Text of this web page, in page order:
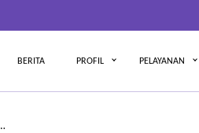
BERITA PROFIL PELAYANAN